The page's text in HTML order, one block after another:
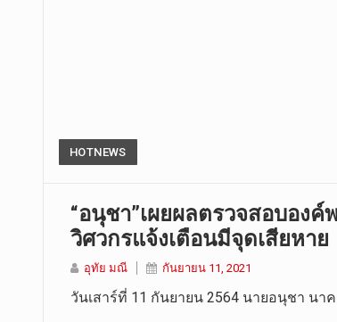
HOTNEWS
“อนุชา”เผยผลตรวจสอบอง
วิศวกรแจ้งเตือนมีจุดเสียหาย
อุทัย มณี กันยายน 11, 2021
วันเสาร์ที่ 11 กันยายน 2564 นายอนุชา นา